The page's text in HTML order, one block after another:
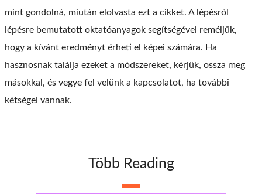
mint gondolná, miután elolvasta ezt a cikket. A lépésről
lépésre bemutatott oktatóanyagok segítségével reméljük,
hogy a kívánt eredményt érheti el képei számára. Ha
hasznosnak találja ezeket a módszereket, kérjük, ossza meg
másokkal, és vegye fel velünk a kapcsolatot, ha további
kétségei vannak.
Több Reading